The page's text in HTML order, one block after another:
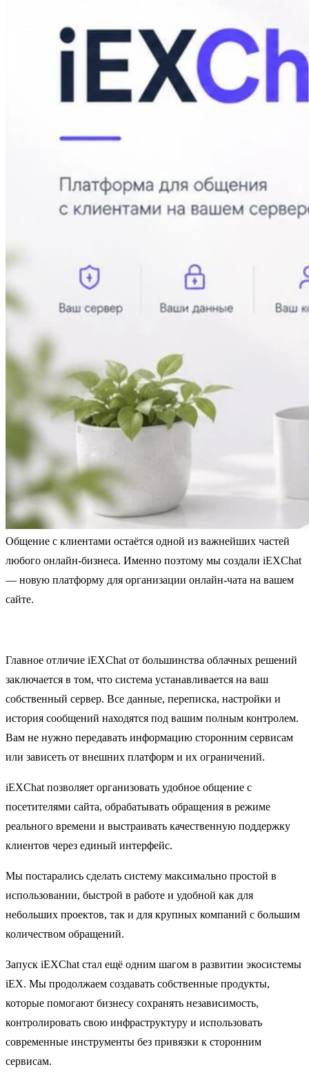
Общение с клиентами остаётся одной из важнейших частей
любого онлайн-бизнеса. Именно поэтому мы создали iEXChat
— новую платформу для организации онлайн-чата на вашем
сайте.
Главное отличие iEXChat от большинства облачных решений
заключается в том, что система устанавливается на ваш
собственный сервер. Все данные, переписка, настройки и
история сообщений находятся под вашим полным контролем.
Вам не нужно передавать информацию сторонним сервисам
или зависеть от внешних платформ и их ограничений.
iEXChat позволяет организовать удобное общение с
посетителями сайта, обрабатывать обращения в режиме
реального времени и выстраивать качественную поддержку
клиентов через единый интерфейс.
Мы постарались сделать систему максимально простой в
использовании, быстрой в работе и удобной как для
небольших проектов, так и для крупных компаний с большим
количеством обращений.
Запуск iEXChat стал ещё одним шагом в развитии экосистемы
iEX. Мы продолжаем создавать собственные продукты,
которые помогают бизнесу сохранять независимость,
контролировать свою инфраструктуру и использовать
современные инструменты без привязки к сторонним
сервисам.